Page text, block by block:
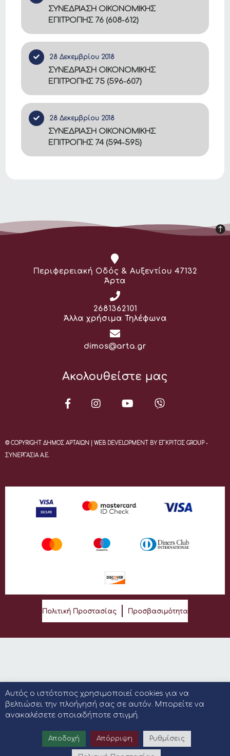
ΣΥΝΕΔΡΙΑΣΗ ΟΙΚΟΝΟΜΙΚΗΣ
ΕΠΙΤΡΟΠΗΣ 76 (608-612)
28 Δεκεμβρίου 2018
ΣΥΝΕΔΡΙΑΣΗ ΟΙΚΟΝΟΜΙΚΗΣ
ΕΠΙΤΡΟΠΗΣ 75 (596-607)
28 Δεκεμβρίου 2018
ΣΥΝΕΔΡΙΑΣΗ ΟΙΚΟΝΟΜΙΚΗΣ
ΕΠΙΤΡΟΠΗΣ 74 (594-595)
Διεύθυνση:
Περιφερειακή Οδός & Αυξεντίου 47132
Άρτα
Τηλέφωνο:
2681362101
Άλλα χρήσιμα Τηλέφωνα
Email:
dimos@arta.gr
Ακολουθείστε μας
© COPYRIGHT ΔΗΜΟΣ ΑΡΤΑΙΩΝ | WEB DEVELOPMENT BY ΕΓΚΡΙΤΟΣ GROUP -
ΣΥΝΕΡΓΑΣΙΑ Α.Ε.
Πολιτική Προστασίας Προσβασιμότητα
Αυτός ο ιστότοπος χρησιμοποιεί cookies για να
βελτιώσει την πλοήγησή σας σε αυτόν. Μπορείτε να
ανακαλέσετε οποιαδήποτε στιγμή.
Αποδοχή Απόρριψη Ρυθμίσεις